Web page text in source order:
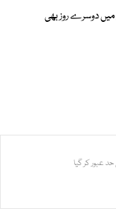
دوسرے روز بھی